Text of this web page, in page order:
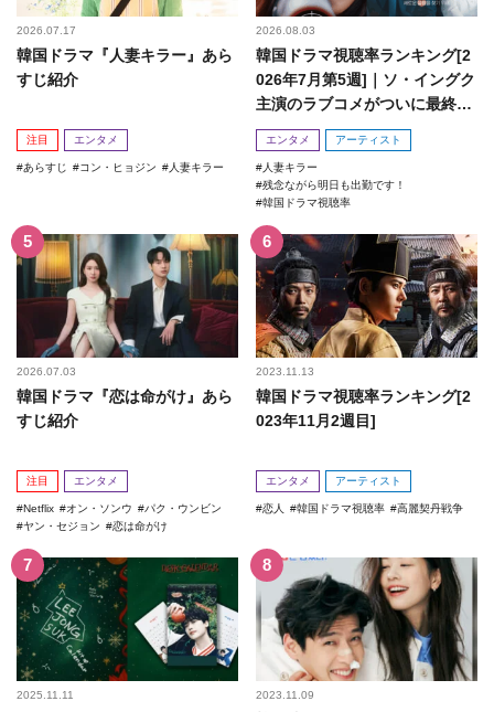
2026.07.17
韓国ドラマ『人妻キラー』あら
すじ紹介
注目 エンタメ
あらすじ コン・ヒョジン 人妻キラー
2026.08.03
韓国ドラマ視聴率ランキング[2
026年7月第5週]｜ソ・イングク
主演のラブコメがついに最終
回！
エンタメ アーティスト
人妻キラー
残念ながら明日も出勤です！
韓国ドラマ視聴率
2026.07.03
韓国ドラマ『恋は命がけ』あら
すじ紹介
注目 エンタメ
Netflix オン・ソンウ
パク・ウンビン
ヤン・セジョン
恋は命がけ
2023.11.13
韓国ドラマ視聴率ランキング[2
023年11月2週目]
エンタメ アーティスト
恋人 韓国ドラマ視聴率 高麗契丹戦争
2025.11.11 2023.11.09